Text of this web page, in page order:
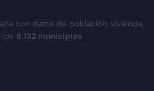
con datos de población, vivienda,
los 8.132 municipios.